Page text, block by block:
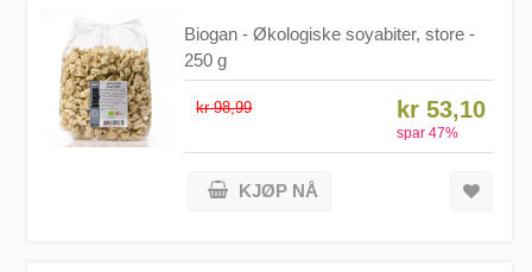
Biogan - Økologiske soyabiter, store -
250 g
kr 98,99 kr 53,10
spar47%
KJØP NÅ